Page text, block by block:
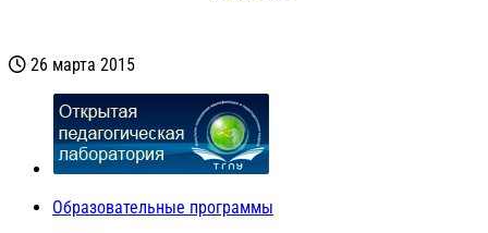
26 марта 2015
Образовательные программы